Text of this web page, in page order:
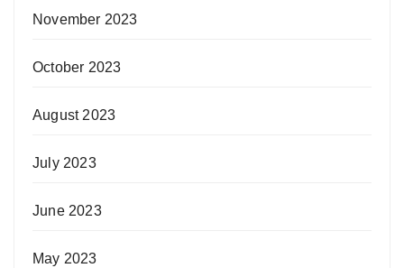
November 2023
October 2023
August 2023
July 2023
June 2023
May 2023